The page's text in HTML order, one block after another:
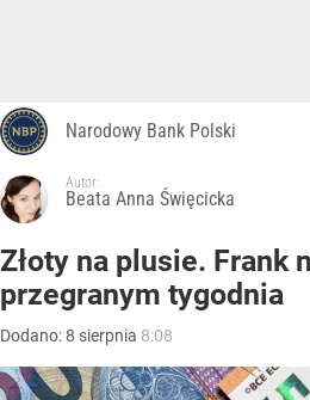
Narodowy Bank Polski
Autor:
Beata Anna Święcicka
Złoty na plusie. Frank
przegranym tygodnia
Dodano:8 sierpnia 8:08